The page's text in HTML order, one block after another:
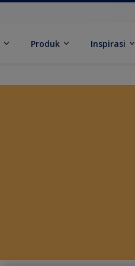
Produk Inspirasi